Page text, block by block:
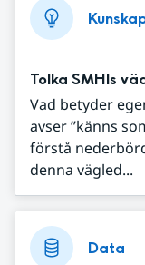
Tolka SMHIs
Vad betyder
avser ”känns
förstå
denna vägled...
Data